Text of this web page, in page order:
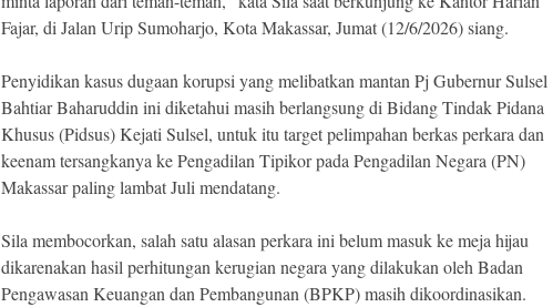
Fajar, di Jalan Urip Sumoharjo, Kota Makassar, Jumat (12/6/2026) siang.
Penyidikan kasus dugaan korupsi yang melibatkan mantan Pj Gubernur Sulsel
Bahtiar Baharuddin ini diketahui masih berlangsung di Bidang Tindak Pidana
Khusus (Pidsus) Kejati Sulsel, untuk itu target pelimpahan berkas perkara dan
keenam tersangkanya ke Pengadilan Tipikor pada Pengadilan Negara (PN)
Makassar paling lambat Juli mendatang.
Sila membocorkan, salah satu alasan perkara ini belum masuk ke meja hijau
dikarenakan hasil perhitungan kerugian negara yang dilakukan oleh Badan
Pengawasan Keuangan dan Pembangunan (BPKP) masih dikoordinasikan.